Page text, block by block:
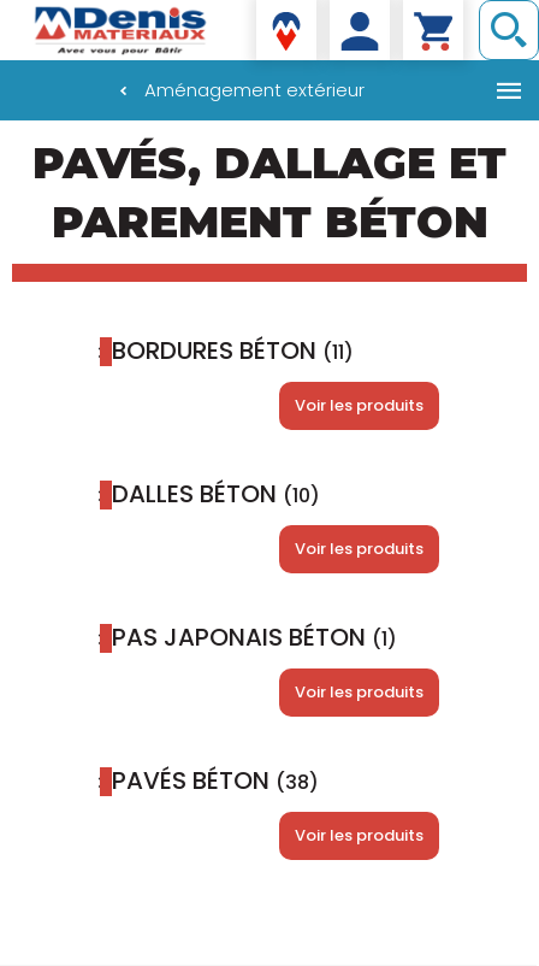
contenu
Denis matériaux
Aménagement extérieur
PAVÉS, DALLAGE ET
PAREMENT BÉTON
BORDURES BÉTON (11)
Voir les produits
DALLES BÉTON (10)
Voir les produits
PAS JAPONAIS BÉTON (1)
Voir les produits
PAVÉS BÉTON (38)
Voir les produits